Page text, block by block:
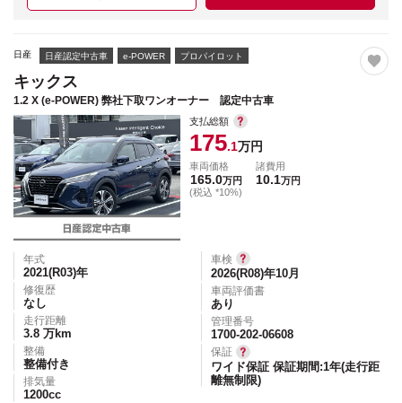
日産 日産認定中古車 e-POWER プロパイロット
キックス
1.2 X (e-POWER) 弊社下取ワンオーナー 認定中古車
支払総額
175.1万円
車両価格
165.0万円
(税込 *10%)
諸費用
10.1万円
年式
2021(R03)年
修復歴
なし
走行距離
3.8 万km
整備
整備付き
排気量
1200cc
車検
2026(R08)年10月
車両評価書
あり
管理番号
1700-202-06608
保証
ワイド保証 保証期間:1年(走行距
離無制限)